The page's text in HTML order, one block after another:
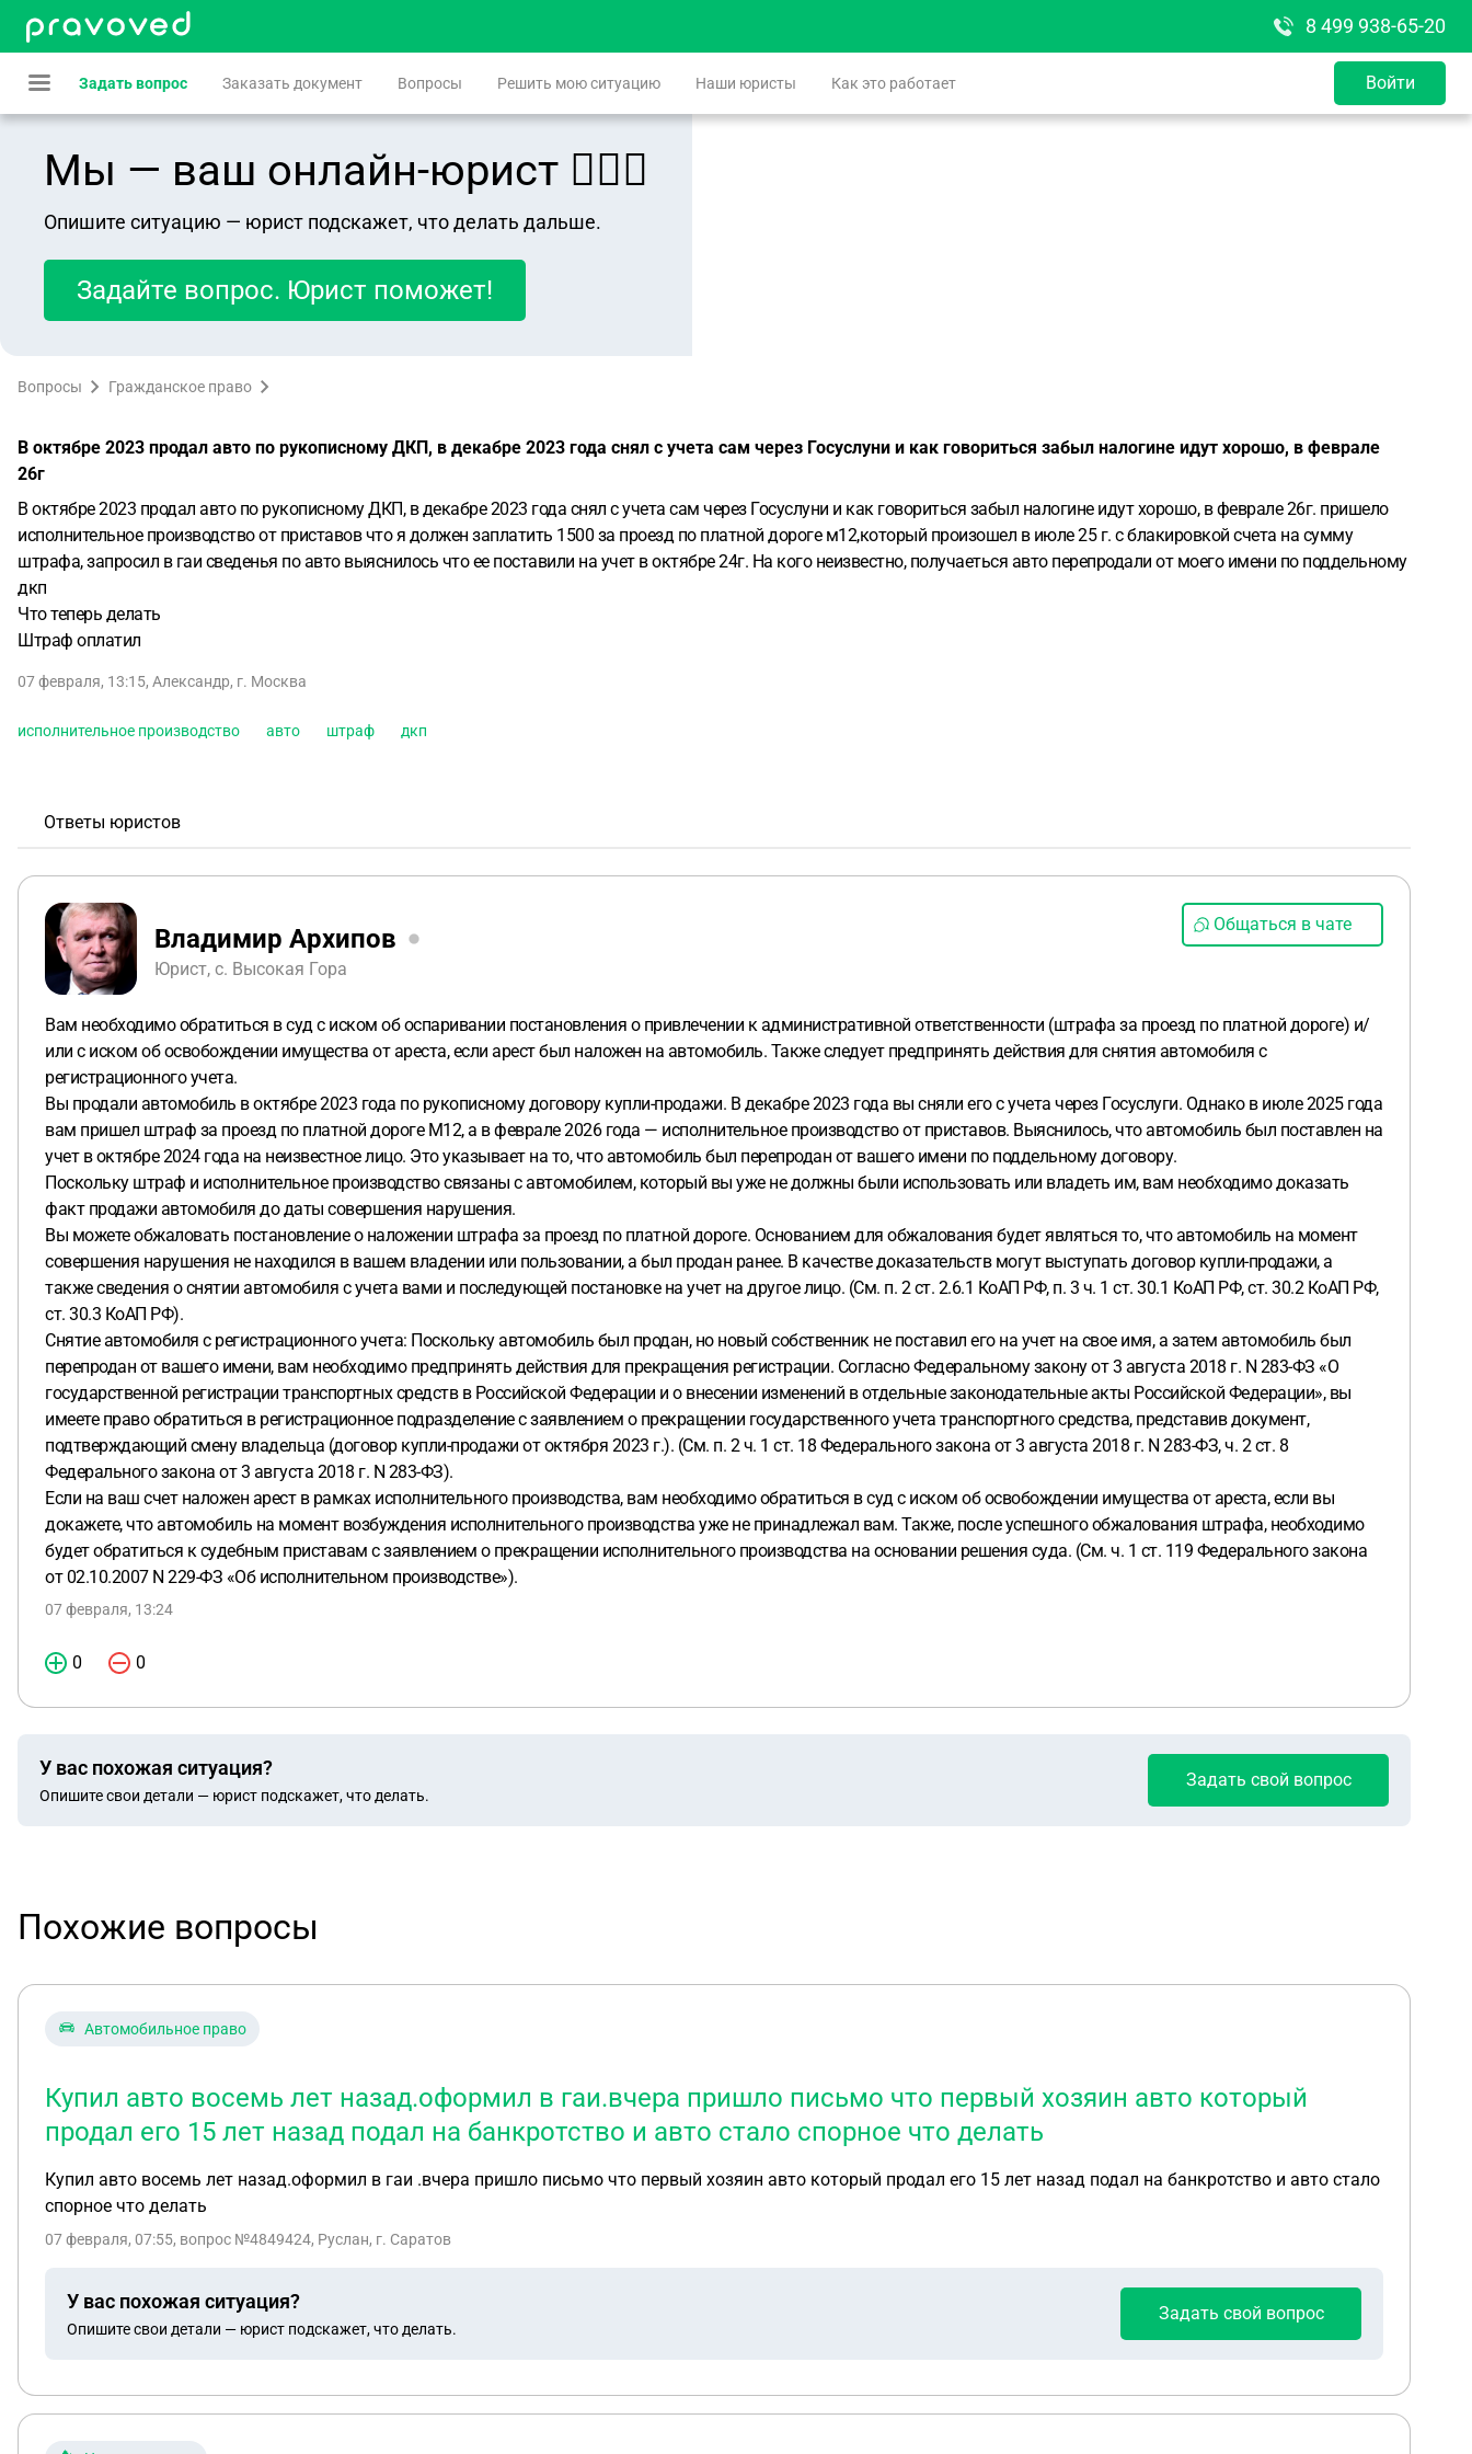
8 499 938-65-20
Задать вопрос Заказать документ Вопросы Решить мою ситуацию Наши юристы Как это работает Войти
Мы — ваш онлайн-юрист 👨🏻‍⚖️
Опишите ситуацию — юрист подскажет, что делать дальше.
Задайте вопрос. Юрист поможет!
Вопросы Гражданское право
В октябре 2023 продал авто по рукописному ДКП, в декабре 2023 года снял с учета сам через Госуслуни и как говориться забыл налогине идут хорошо, в феврале
26г
В октябре 2023 продал авто по рукописному ДКП, в декабре 2023 года снял с учета сам через Госуслуни и как говориться забыл налогине идут хорошо, в феврале 26г. пришело
исполнительное производство от приставов что я должен заплатить 1500 за проезд по платной дороге м12,который произошел в июле 25 г. с блакировкой счета на сумму
штрафа, запросил в гаи сведенья по авто выяснилось что ее поставили на учет в октябре 24г. На кого неизвестно, получаеться авто перепродали от моего имени по поддельному
дкп
Что теперь делать
Штраф оплатил
07 февраля, 13:15, Александр, г. Москва
исполнительное производство авто штраф дкп
Ответы юристов
Владимир Архипов
Юрист, с. Высокая Гора
Общаться в чате
Вам необходимо обратиться в суд с иском об оспаривании постановления о привлечении к административной ответственности (штрафа за проезд по платной дороге) и/
или с иском об освобождении имущества от ареста, если арест был наложен на автомобиль. Также следует предпринять действия для снятия автомобиля с
регистрационного учета.
Вы продали автомобиль в октябре 2023 года по рукописному договору купли-продажи. В декабре 2023 года вы сняли его с учета через Госуслуги. Однако в июле 2025 года
вам пришел штраф за проезд по платной дороге М12, а в феврале 2026 года — исполнительное производство от приставов. Выяснилось, что автомобиль был поставлен на
учет в октябре 2024 года на неизвестное лицо. Это указывает на то, что автомобиль был перепродан от вашего имени по поддельному договору.
Поскольку штраф и исполнительное производство связаны с автомобилем, который вы уже не должны были использовать или владеть им, вам необходимо доказать
факт продажи автомобиля до даты совершения нарушения.
Вы можете обжаловать постановление о наложении штрафа за проезд по платной дороге. Основанием для обжалования будет являться то, что автомобиль на момент
совершения нарушения не находился в вашем владении или пользовании, а был продан ранее. В качестве доказательств могут выступать договор купли-продажи, а
также сведения о снятии автомобиля с учета вами и последующей постановке на учет на другое лицо. (См. п. 2 ст. 2.6.1 КоАП РФ, п. 3 ч. 1 ст. 30.1 КоАП РФ, ст. 30.2 КоАП РФ,
ст. 30.3 КоАП РФ).
Снятие автомобиля с регистрационного учета: Поскольку автомобиль был продан, но новый собственник не поставил его на учет на свое имя, а затем автомобиль был
перепродан от вашего имени, вам необходимо предпринять действия для прекращения регистрации. Согласно Федеральному закону от 3 августа 2018 г. N 283-ФЗ «О
государственной регистрации транспортных средств в Российской Федерации и о внесении изменений в отдельные законодательные акты Российской Федерации», вы
имеете право обратиться в регистрационное подразделение с заявлением о прекращении государственного учета транспортного средства, представив документ,
подтверждающий смену владельца (договор купли-продажи от октября 2023 г.). (См. п. 2 ч. 1 ст. 18 Федерального закона от 3 августа 2018 г. N 283-ФЗ, ч. 2 ст. 8
Федерального закона от 3 августа 2018 г. N 283-ФЗ).
Если на ваш счет наложен арест в рамках исполнительного производства, вам необходимо обратиться в суд с иском об освобождении имущества от ареста, если вы
докажете, что автомобиль на момент возбуждения исполнительного производства уже не принадлежал вам. Также, после успешного обжалования штрафа, необходимо
будет обратиться к судебным приставам с заявлением о прекращении исполнительного производства на основании решения суда. (См. ч. 1 ст. 119 Федерального закона
от 02.10.2007 N 229-ФЗ «Об исполнительном производстве»).
07 февраля, 13:24
0 0
У вас похожая ситуация?
Опишите свои детали — юрист подскажет, что делать.
Задать свой вопрос
Похожие вопросы
Автомобильное право
Купил авто восемь лет назад.оформил в гаи.вчера пришло письмо что первый хозяин авто который
продал его 15 лет назад подал на банкротство и авто стало спорное что делать
Купил авто восемь лет назад.оформил в гаи .вчера пришло письмо что первый хозяин авто который продал его 15 лет назад подал на банкротство и авто стало
спорное что делать
07 февраля, 07:55, вопрос №4849424, Руслан, г. Саратов
У вас похожая ситуация?
Опишите свои детали — юрист подскажет, что делать.
Задать свой вопрос